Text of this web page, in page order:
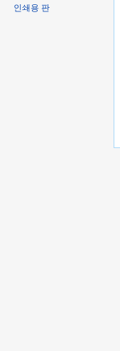
인쇄용 판